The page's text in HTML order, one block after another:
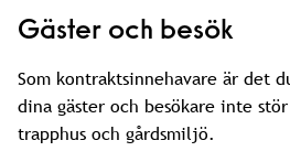
Gäster och besök
Som kontraktsinnehavare är det
dina gäster och besökare inte
trapphus och gårdsmiljö.